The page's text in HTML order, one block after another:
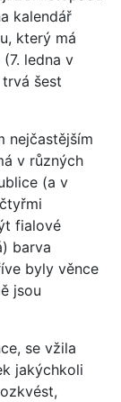
kalendář
který má
ledna v
šest
nejčastějším
v různých
(a v
fialové
barva
byly věnce
jsou
se vžila
jakýchkoli